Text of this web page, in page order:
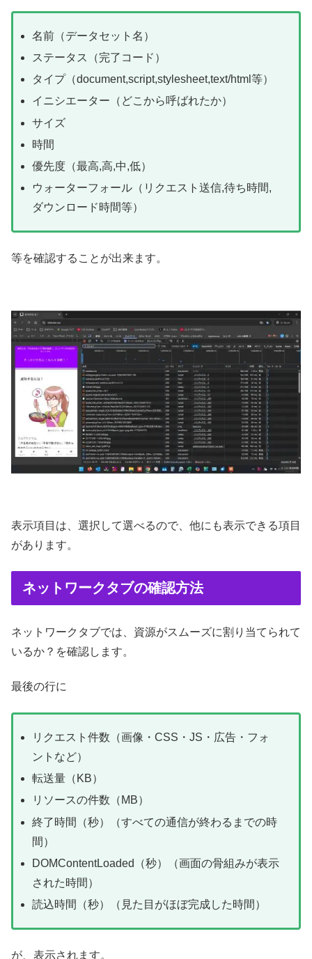
名前（データセット名）
ステータス（完了コード）
タイプ（document,script,stylesheet,text/html等）
イニシエーター（どこから呼ばれたか）
サイズ
時間
優先度（最高,高,中,低）
ウォーターフォール（リクエスト送信,待ち時間,
ダウンロード時間等）
等を確認することが出来ます。
表示項目は、選択して選べるので、他にも表示できる項目
があります。
ネットワークタブの確認方法
ネットワークタブでは、資源がスムーズに割り当てられて
いるか？を確認します。
最後の行に
リクエスト件数（画像・CSS・JS・広告・フォ
ントなど）
転送量（KB）
リソースの件数（MB）
終了時間（秒）（すべての通信が終わるまでの時
間）
DOMContentLoaded（秒）（画面の骨組みが表示
された時間）
読込時間（秒）（見た目がほぼ完成した時間）
が、表示されます。